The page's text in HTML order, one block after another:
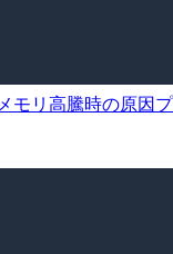
モリ高騰時の原因